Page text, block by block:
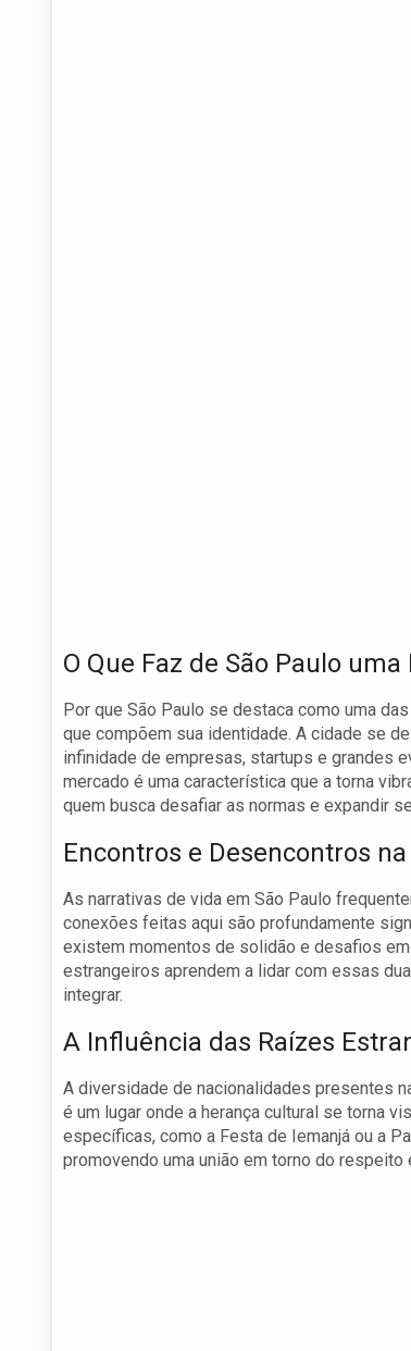
O Que Faz de São Paulo
Por que São Paulo se destaca como uma
que compõem sua identidade. A cidade se
infinidade de empresas, startups e grandes
mercado é uma característica que a torna
quem busca desafiar as normas e expandir
Encontros e Desencontros
As narrativas de vida em São Paulo
conexões feitas aqui são profundamente
existem momentos de solidão e desafios
estrangeiros aprendem a lidar com essas
integrar.
A Influência das Raízes
A diversidade de nacionalidades presentes
é um lugar onde a herança cultural se torna
específicas, como a Festa de Iemanjá ou a
promovendo uma união em torno do respeito